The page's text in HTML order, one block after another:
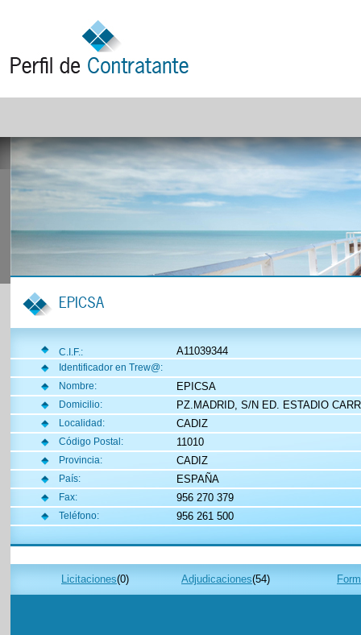
EPICSA
C.I.F.: A11039344
Identificador en Trew@:
Nombre:
EPICSA
Domicilio: PZ.MADRID, S/N ED. ESTADIO
Localidad: CADIZ
Código Postal: 11010
Provincia: CADIZ
País: ESPAÑA
Fax: 956 270 379
Teléfono: 956 261 500
Licitaciones(0) Adjudicaciones(54)